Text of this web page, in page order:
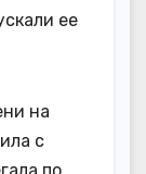
ее
на
с